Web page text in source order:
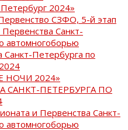
2024»
СЗФО, 5-й этап
Санкт-
автомногоборью
Санкт-Петербурга по
НОЧИ 2024»
САНКТ-ПЕТЕРБУРГА ПО
и Первенства Санкт-
автомногоборью